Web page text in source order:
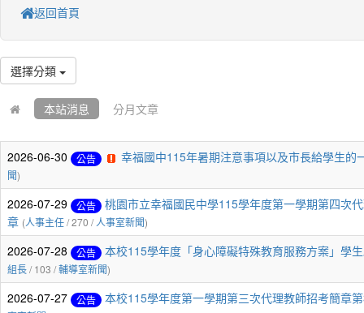
返回首頁
選擇分類
本站消息 分月文章
2026-06-30 公告 幸福國中115年暑期注意事項以及市長給學生的
聞)
2026-07-29 公告
桃園市立幸福國民中學115學年度第一學期第四次
章 (人事主任/ 270 /人事室新聞)
2026-07-28 公告 本校115學年度「身心障礙特殊教育服務方案」學
組長/ 103 /輔導室新聞)
2026-07-27 公告 本校115學年度第一學期第三次代理教師招考簡章